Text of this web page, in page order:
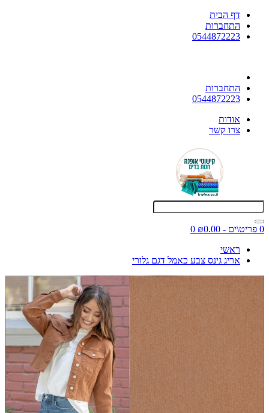
דף הבית
התחברות
0544872223
התחברות
0544872223
אודות
צרו קשר
0 פריט\ים - ₪0.00
0
ראשי
אריג גינס צבע כאמל דגם גלורי